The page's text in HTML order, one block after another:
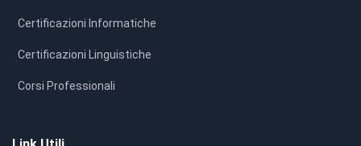
Certificazioni Informatiche
Certificazioni Linguistiche
Corsi Professionali